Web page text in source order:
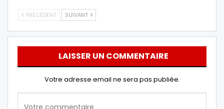
PRÉCÉDENT SUIVANT
LAISSER UN COMMENTAIRE
Votre adresse email ne sera pas publiée.